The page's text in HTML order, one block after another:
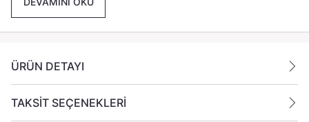
Alt Çap : 7 cm
ÜRÜN DETAYI
TAKSİT SEÇENEKLERİ